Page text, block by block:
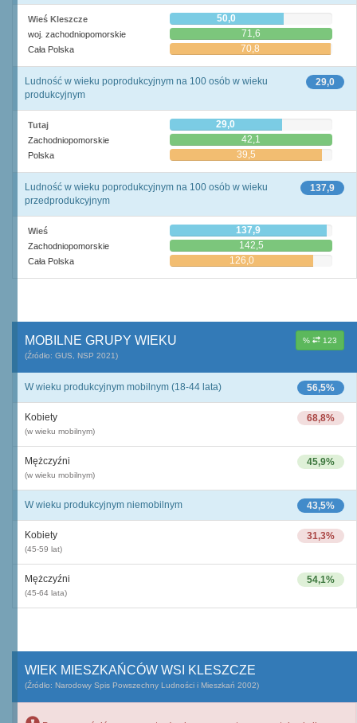
Wieś Kleszcze 50,0
woj. zachodniopomorskie 71,6
Cała Polska 70,8
29,0
Ludność w wieku poprodukcyjnym na 100 osób w wieku
produkcyjnym
Tutaj 29,0
Zachodniopomorskie 42,1
Polska 39,5
137,9
Ludność w wieku poprodukcyjnym na 100 osób w wieku
przedprodukcyjnym
Wieś 137,9
Zachodniopomorskie 142,5
Cała Polska 126,0
% 123
MOBILNE GRUPY WIEKU
(Źródło: GUS, NSP 2021)
56,5%
W wieku produkcyjnym mobilnym (18-44 lata)
68,8%
Kobiety
(w wieku mobilnym)
45,9%
Mężczyźni
(w wieku mobilnym)
43,5%
W wieku produkcyjnym niemobilnym
31,3%
Kobiety
(45-59 lat)
54,1%
Mężczyźni
(45-64 lata)
WIEK MIESZKAŃCÓW WSI KLESZCZE
(Źródło: Narodowy Spis Powszechny Ludności i Mieszkań 2002)